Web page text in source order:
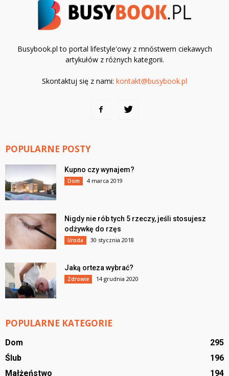
Busybook.pl to portal lifestyle'owy z mnóstwem ciekawych
artykułów z różnych kategorii.
Skontaktuj się z nami: kontakt@busybook.pl
POPULARNE POSTY
Kupno czy wynajem?
Dom 4 marca 2019
Nigdy nie rób tych 5 rzeczy, jeśli stosujesz
odżywkę do rzęs
Uroda 30 stycznia 2018
Jaką orteza wybrać?
Zdrowie 14 grudnia 2020
POPULARNE KATEGORIE
Dom
295
Ślub
196
Małżeństwo
194